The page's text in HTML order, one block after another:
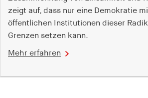
zeigt auf, dass nur eine Demokratie
öffentlichen Institutionen dieser
Grenzen setzen kann.
Mehr erfahren